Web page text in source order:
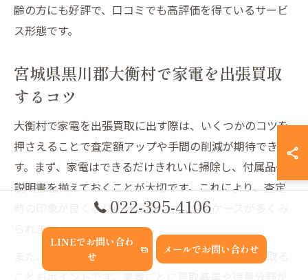
齢の方にも好評で、口コミでも高評価を得ているサービ
ス形態です。
宮城県黒川郡大衡村で家電を出張買取
するコツ
大衡村で家電を出張買取に出す際は、いくつかのコツを
押さえることで査定額アップや手間の削減が期待できま
す。まず、家電はできるだけきれいに掃除し、付属品や
説明書を揃えておくことが大切です。これにより、査定
時の印象が良くなり高価買取につながるケースが多くみ
られます。
また、事前に複数の業者に問い合わせて見積もりを取る
こともポイントです。業者ごとに買取基準や得意分野が
022-395-4106
LINEでお問い合わ
せ
メールでお問い合わせ